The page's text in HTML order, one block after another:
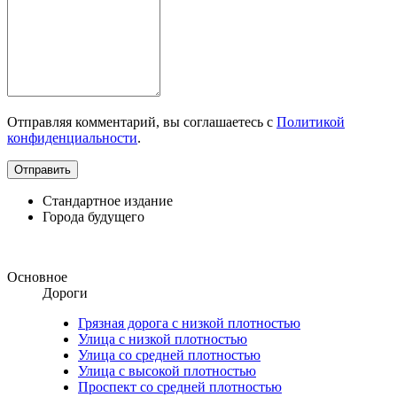
Отправляя комментарий, вы соглашаетесь с Политикой
конфиденциальности.
Стандартное издание
Города будущего
Основное
Дороги
Грязная дорога с низкой плотностью
Улица с низкой плотностью
Улица со средней плотностью
Улица с высокой плотностью
Проспект со средней плотностью